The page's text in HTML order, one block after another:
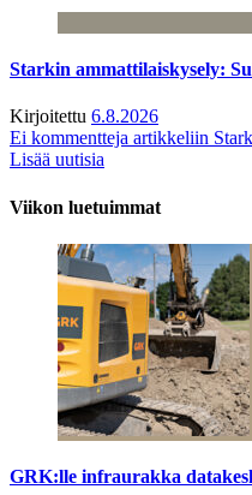
Starkin ammattilaiskysely:
Kirjoitettu 6.8.2026
Ei kommentteja artikkeliin
Lisää uutisia
Viikon luetuimmat
GRK:lle infraurakka